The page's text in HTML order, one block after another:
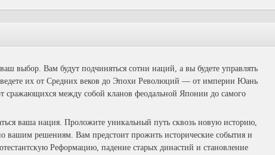
выбор. Вам будут подчиняться сотни наций, а вы будете управлять
их от Средних веков до Эпохи Революций — от империи Юань
сражающихся между собой кланов феодальной Японии до самого
ваша нация. Проложите уникальный путь сквозь новую историю,
вашим решениям. Вам предстоит прожить исторические события и
Реформацию, падение старых династий и становление